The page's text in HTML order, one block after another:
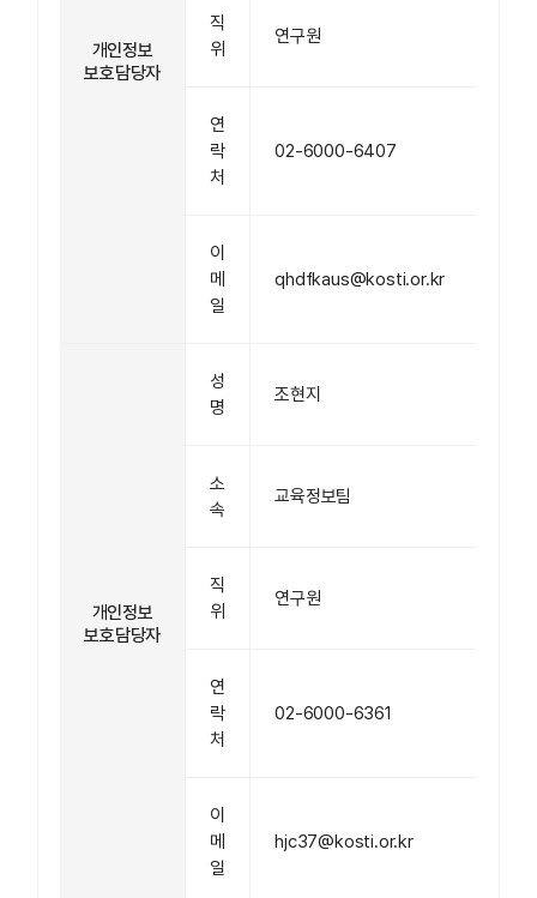
개인정보
보호담당자
직
위
연구원
연
락
처
02-6000-6407
이
메
일
qhdfkaus@kosti.or.kr
개인정보
보호담당자
성
명
조현지
소
속
교육정보팀
직
위
연구원
연
락
처
02-6000-6361
이
메
일
hjc37@kosti.or.kr